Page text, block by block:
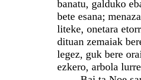
banatu, galduko
bete esana;
liteke, onetara
dituan zemaiak
legez, guk bere
ezkero, arbola